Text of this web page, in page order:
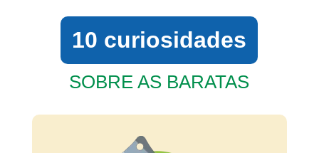
10 curiosidades
SOBRE AS BARATAS